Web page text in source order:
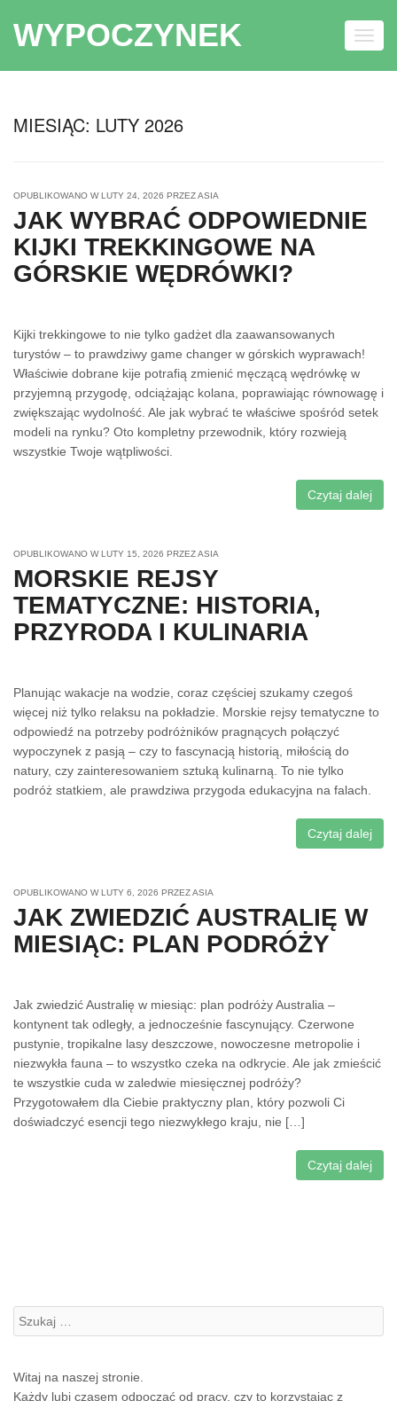
WYPOCZYNEK
MIESIĄC: LUTY 2026
OPUBLIKOWANO WLUTY 24, 2026 PRZEZASIA
JAK WYBRAĆ ODPOWIEDNIE
KIJKI TREKKINGOWE NA
GÓRSKIE WĘDRÓWKI?
Kijki trekkingowe to nie tylko gadżet dla zaawansowanych
turystów – to prawdziwy game changer w górskich wyprawach!
Właściwie dobrane kije potrafią zmienić męczącą wędrówkę w
przyjemną przygodę, odciążając kolana, poprawiając równowagę i
zwiększając wydolność. Ale jak wybrać te właściwe spośród setek
modeli na rynku? Oto kompletny przewodnik, który rozwieją
wszystkie Twoje wątpliwości.
Czytaj dalej
OPUBLIKOWANO WLUTY 15, 2026 PRZEZASIA
MORSKIE REJSY
TEMATYCZNE: HISTORIA,
PRZYRODA I KULINARIA
Planując wakacje na wodzie, coraz częściej szukamy czegoś
więcej niż tylko relaksu na pokładzie. Morskie rejsy tematyczne to
odpowiedź na potrzeby podróżników pragnących połączyć
wypoczynek z pasją – czy to fascynacją historią, miłością do
natury, czy zainteresowaniem sztuką kulinarną. To nie tylko
podróż statkiem, ale prawdziwa przygoda edukacyjna na falach.
Czytaj dalej
OPUBLIKOWANO WLUTY 6, 2026 PRZEZASIA
JAK ZWIEDZIĆ AUSTRALIĘ W
MIESIĄC: PLAN PODRÓŻY
Jak zwiedzić Australię w miesiąc: plan podróży Australia –
kontynent tak odległy, a jednocześnie fascynujący. Czerwone
pustynie, tropikalne lasy deszczowe, nowoczesne metropolie i
niezwykła fauna – to wszystko czeka na odkrycie. Ale jak zmieścić
te wszystkie cuda w zaledwie miesięcznej podróży?
Przygotowałem dla Ciebie praktyczny plan, który pozwoli Ci
doświadczyć esencji tego niezwykłego kraju, nie […]
Czytaj dalej
Szukanie:
Witaj na naszej stronie.
Każdy lubi czasem odpocząć od pracy, czy to korzystając z